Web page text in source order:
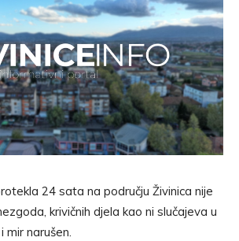
24 sata na području Živinica nije
krivičnih djela kao ni slučajeva u
mir narušen.